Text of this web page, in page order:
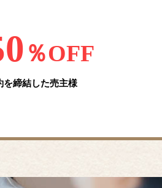
％OFF
を締結した売主様